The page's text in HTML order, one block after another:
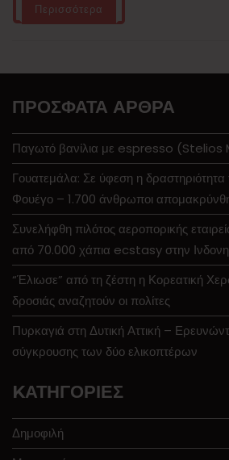
Περισσότερα
ΠΡΌΣΦΑΤΑ ΆΡΘΡΑ
Παγωτό βανίλια με espresso (Stelios
Γουατεμάλα: Σε ύφεση η δραστηριότητα
Φουέγο – 1.700 άνθρωποι
Συνελήφθη πιλότος αεροπορικής
από 70.000 χάπια ecstasy στην
“Έλιωσε” από τη ζέστη η Κορεατική
δροσιάς αναζητούν οι πολίτες
Πυρκαγιά στη Δυτική Αττική –
σύγκρουσης των δύο ελικοπτέρων
KΑΤΗΓΟΡΊΕΣ
Δημοφιλή